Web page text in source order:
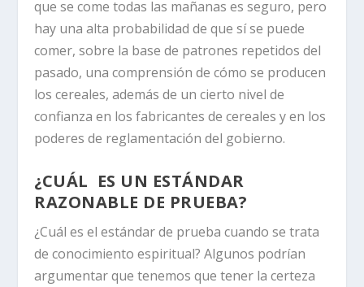
que se come todas las mañanas es seguro, pero
hay una alta probabilidad de que sí se puede
comer, sobre la base de patrones repetidos del
pasado, una comprensión de cómo se producen
los cereales, además de un cierto nivel de
confianza en los fabricantes de cereales y en los
poderes de reglamentación del gobierno.
¿CUÁL ES UN ESTÁNDAR
RAZONABLE DE PRUEBA?
¿Cuál es el estándar de prueba cuando se trata
de conocimiento espiritual? Algunos podrían
argumentar que tenemos que tener la certeza